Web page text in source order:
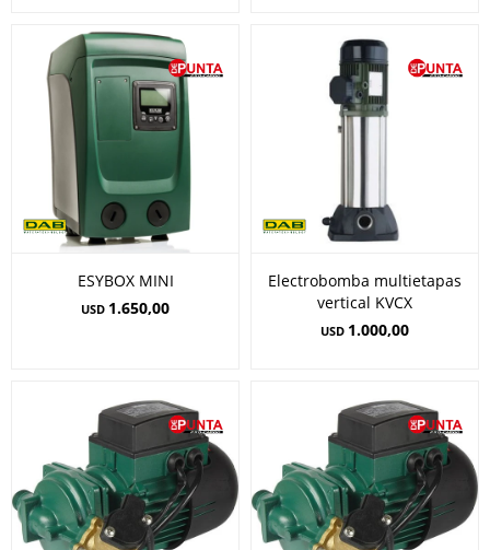
ESYBOX MINI
USD 1.650,00
Electrobomba multietapas
vertical KVCX
USD 1.000,00